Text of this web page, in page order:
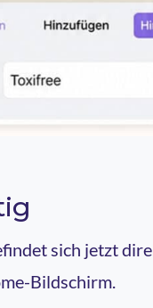
sich jetzt
Bildschirm.